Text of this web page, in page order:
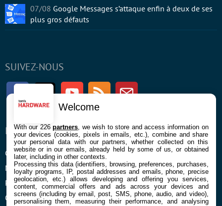
SUIVEZ-NOUS
FacebookTwitter Youtube RSS Newsletter
ENTREPRISE
Confidentialité et Cookies
Mentions légales et CGU
Préférences Cookies
Qui sommes nous
À PROPOS
Contact
07/08 Google Messages s’attaque enfin à deux de ses
plus gros défauts
Welcome
With our 226partners , we wish to store and access information on
your devices (cookies, pixels in emails, etc.), combine and share
your personal data with our partners, whether collected on this
website or in our emails, already held by some of us, or obtained
later, including in other contexts.
Processing this data (identifiers, browsing, preferences, purchases,
loyalty programs, IP, postal addresses and emails, phone, precise
geolocation, etc.) allows developing and offering you services,
content, commercial offers and ads across your devices and
screens (including by email, post, SMS, phone, audio, and video),
personalising them, measuring their performance, and analysing